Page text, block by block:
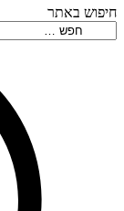
חיפוש באתר
Search: